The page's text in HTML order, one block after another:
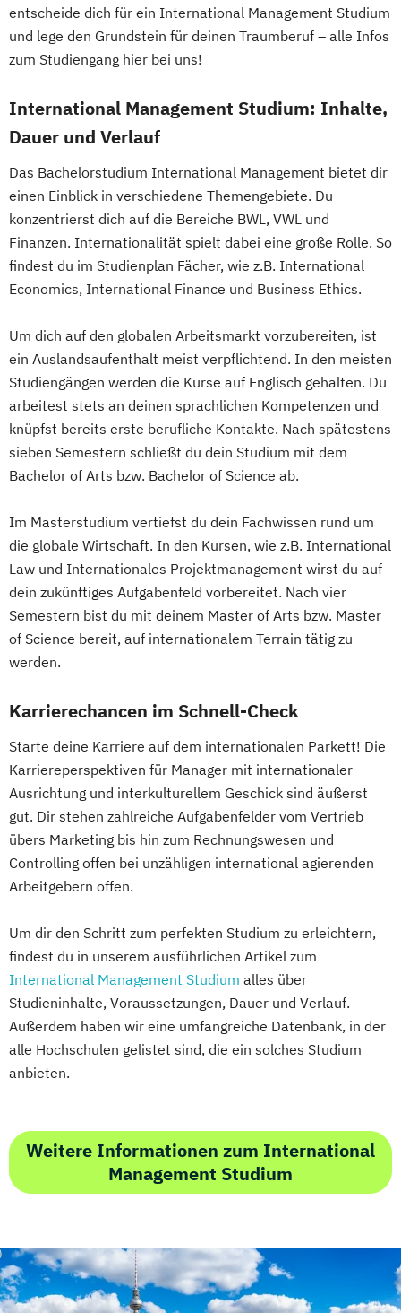
entscheide dich für ein International Management Studium
und lege den Grundstein für deinen Traumberuf – alle Infos
zum Studiengang hier bei uns!
International Management Studium: Inhalte,
Dauer und Verlauf
Das Bachelorstudium International Management bietet dir
einen Einblick in verschiedene Themengebiete. Du
konzentrierst dich auf die Bereiche BWL, VWL und
Finanzen. Internationalität spielt dabei eine große Rolle. So
findest du im Studienplan Fächer, wie z.B. International
Economics, International Finance und Business Ethics.
Um dich auf den globalen Arbeitsmarkt vorzubereiten, ist
ein Auslandsaufenthalt meist verpflichtend. In den meisten
Studiengängen werden die Kurse auf Englisch gehalten. Du
arbeitest stets an deinen sprachlichen Kompetenzen und
knüpfst bereits erste berufliche Kontakte. Nach spätestens
sieben Semestern schließt du dein Studium mit dem
Bachelor of Arts bzw. Bachelor of Science ab.
Im Masterstudium vertiefst du dein Fachwissen rund um
die globale Wirtschaft. In den Kursen, wie z.B. International
Law und Internationales Projektmanagement wirst du auf
dein zukünftiges Aufgabenfeld vorbereitet. Nach vier
Semestern bist du mit deinem Master of Arts bzw. Master
of Science bereit, auf internationalem Terrain tätig zu
werden.
Karrierechancen im Schnell-Check
Starte deine Karriere auf dem internationalen Parkett! Die
Karriereperspektiven für Manager mit internationaler
Ausrichtung und interkulturellem Geschick sind äußerst
gut. Dir stehen zahlreiche Aufgabenfelder vom Vertrieb
übers Marketing bis hin zum Rechnungswesen und
Controlling offen bei unzähligen international agierenden
Arbeitgebern offen.
Um dir den Schritt zum perfekten Studium zu erleichtern,
findest du in unserem ausführlichen Artikel zum
International Management Studium alles über
Studieninhalte, Voraussetzungen, Dauer und Verlauf.
Außerdem haben wir eine umfangreiche Datenbank, in der
alle Hochschulen gelistet sind, die ein solches Studium
anbieten.
Weitere Informationen zum International
Management Studium